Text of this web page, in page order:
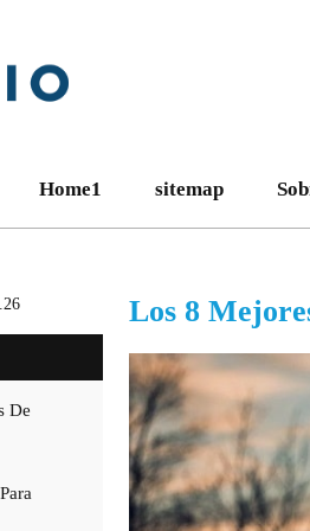
Home1 sitemap
De
Los 8